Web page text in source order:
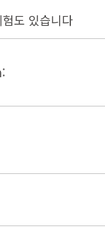
도 있습니다